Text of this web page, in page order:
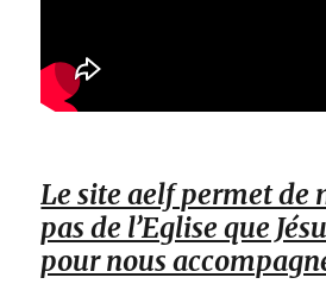
Le site aelf permet de
pas de l’Eglise que
pour nous